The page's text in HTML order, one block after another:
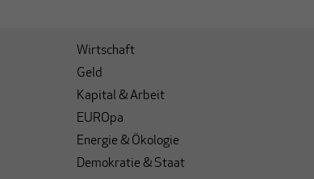
Wirtschaft
Geld
Kapital & Arbeit
EUROpa
Energie & Ökologie
Demokratie & Staat